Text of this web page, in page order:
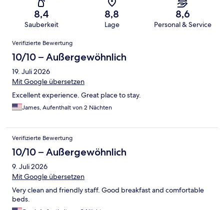
8,4
Sauberkeit
8,8
Lage
8,6
Personal & Service
Bewertungen
Verifizierte Bewertung
10/10 – Außergewöhnlich
19. Juli 2026
Mit Google übersetzen
Excellent experience. Great place to stay.
James, Aufenthalt von 2 Nächten
Verifizierte Bewertung
10/10 – Außergewöhnlich
9. Juli 2026
Mit Google übersetzen
Very clean and friendly staff. Good breakfast and comfortable
beds.